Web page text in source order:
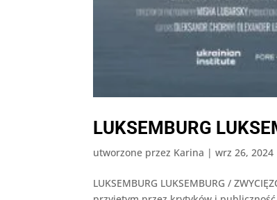
LUKSEMBURG
utworzone przez Karina |wrz 26, 2024
LUKSEMBURG LUKSEMBURG /